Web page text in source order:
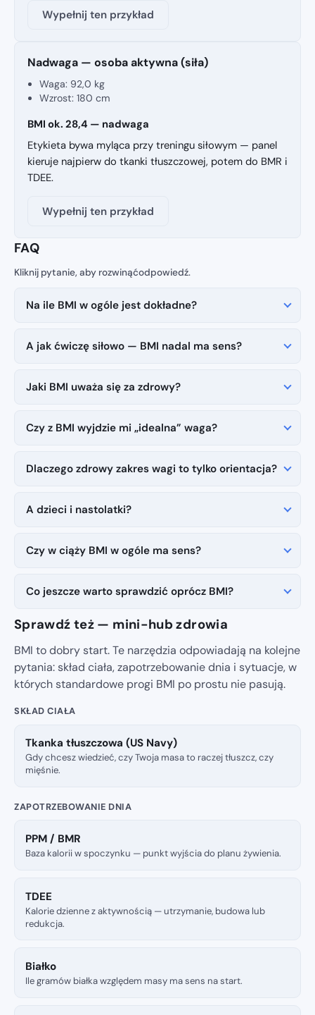
Wypełnij ten przykład
Nadwaga — osoba aktywna (siła)
Waga: 92,0 kg
Wzrost:180 cm
BMI ok. 28,4 — nadwaga
Etykieta bywa myląca przy treningu siłowym — panel
kieruje najpierw do tkanki tłuszczowej, potem do BMR i
TDEE.
Wypełnij ten przykład
FAQ
Na ile BMI w ogóle jest dokładne?
A jak ćwiczę siłowo — BMI nadal ma sens?
Jaki BMI uważa się za zdrowy?
Czy z BMI wyjdzie mi „idealna” waga?
Dlaczego zdrowy zakres wagi to tylko orientacja?
A dzieci i nastolatki?
Czy w ciąży BMI w ogóle ma sens?
Co jeszcze warto sprawdzić oprócz BMI?
Sprawdź też — mini-hub zdrowia
BMI to dobry start. Te narzędzia odpowiadają na kolejne
pytania: skład ciała, zapotrzebowanie dnia i sytuacje, w
których standardowe progi BMI po prostu nie pasują.
SKŁAD CIAŁA
Tkanka tłuszczowa (US Navy)
Gdy chcesz wiedzieć, czy Twoja masa to raczej tłuszcz, czy
mięśnie.
ZAPOTRZEBOWANIE DNIA
PPM / BMR
Baza kalorii w spoczynku — punkt wyjścia do planu żywienia.
TDEE
Kalorie dzienne z aktywnością — utrzymanie, budowa lub
redukcja.
Białko
Ile gramów białka względem masy ma sens na start.